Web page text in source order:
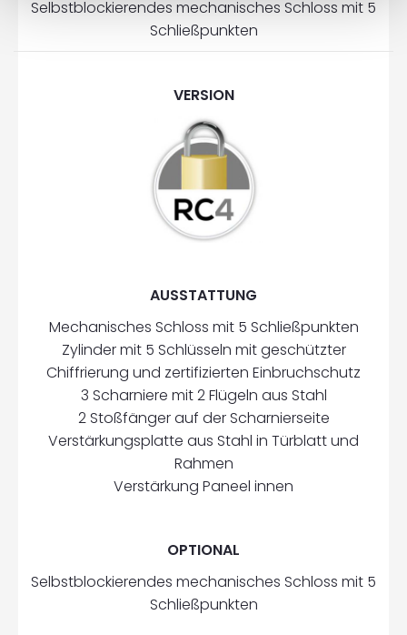
Selbstblockierendes mechanisches Schloss mit 5
Schließpunkten
VERSION
AUSSTATTUNG
Mechanisches Schloss mit 5 Schließpunkten
Zylinder mit 5 Schlüsseln mit geschützter
Chiffrierung und zertifizierten Einbruchschutz
3 Scharniere mit 2 Flügeln aus Stahl
2 Stoßfänger auf der Scharnierseite
Verstärkungsplatte aus Stahl in Türblatt und
Rahmen
Verstärkung Paneel innen
OPTIONAL
Selbstblockierendes mechanisches Schloss mit 5
Schließpunkten